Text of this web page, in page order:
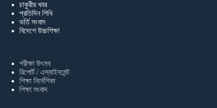
চাকুরীর খবর
প্রতিদিন শিখি
ভর্তি সংবাদ
বিদেশে উচ্চশিক্ষা
পরীক্ষা উৎসব
রিপোর্ট / এস্যাইনমেন্ট
শিক্ষা নির্দেশিকা
শিক্ষা সংবাদ